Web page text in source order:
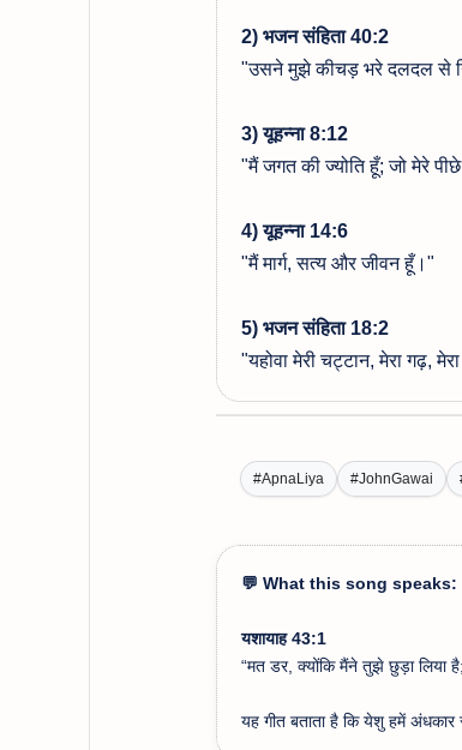
2) भजन संहिता 40:2
"उसने मुझे कीचड़ भरे दलदल से
3) यूहन्ना 8:12
"मैं जगत की ज्योति हूँ; जो मेरे
4) यूहन्ना 14:6
"मैं मार्ग, सत्य और जीवन हूँ।"
5) भजन संहिता 18:2
"यहोवा मेरी चट्टान, मेरा गढ़,
#ApnaLiya #JohnGawai
💬 What this song speaks:
यशायाह 43:1
“मत डर, क्योंकि मैंने तुझे छुड़ा लिया
यह गीत बताता है कि येशु हमें